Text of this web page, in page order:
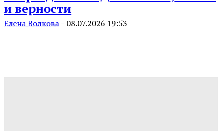
и верности
Елена Волкова - 08.07.2026 19:53